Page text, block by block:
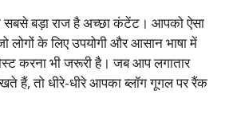
सबसे बड़ा राज है अच्छा कंटेंट। आपको ऐसा
लोगों के लिए उपयोगी और आसान भाषा में
करना भी जरूरी है। जब आप लगातार
हैं, तो धीरे-धीरे आपका ब्लॉग गूगल पर रैंक